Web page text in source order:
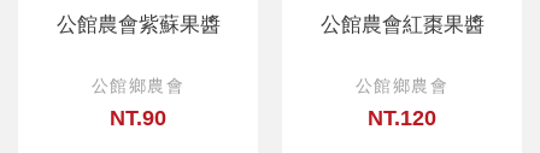
公館農會紫蘇果醬
公館鄉農會
NT.90
公館農會紅棗果醬
公館鄉農會
NT.120